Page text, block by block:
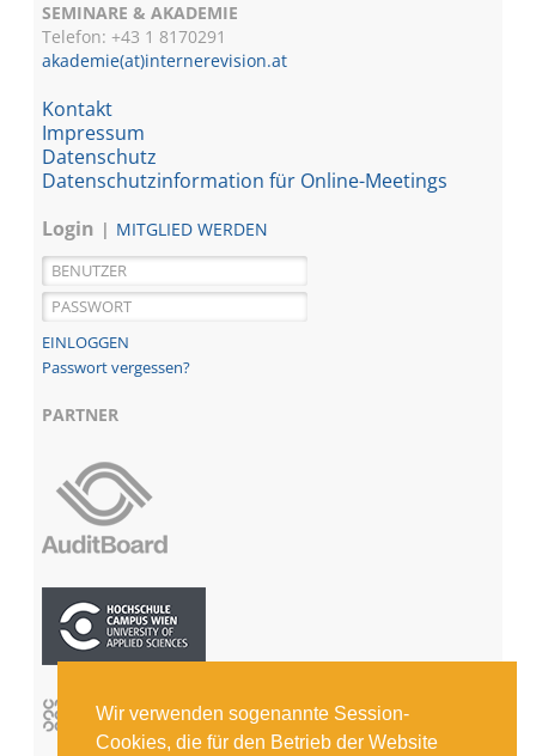
Wir verwenden sogenannte Session-
Cookies, die für den Betrieb der Website
SEMINARE & AKADEMIE
Telefon: +43 18170291
akademie(at)internerevision.at
Kontakt
Impressum
Datenschutz
Datenschutzinformation für Online-Meetings
Login
MITGLIED WERDEN
Passwort vergessen?
PARTNER